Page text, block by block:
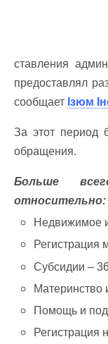
ставления
предоставлял
сообщает Ізюм
За этот период
обращения.
Больше
относительно:
Недвижимое
Регистрация
Субсидии –
Материнство
Помощь и
Регистрация